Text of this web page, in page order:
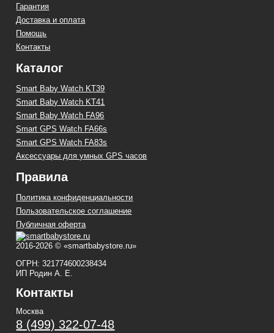
Гарантия
Доставка и оплата
Помощь
Контакты
Каталог
Smart Baby Watch KT39
Smart Baby Watch KT41
Smart Baby Watch FA96
Smart GPS Watch FA66s
Smart GPS Watch FA83s
Аксессуары для умных GPS часов
Правила
Политика конфиденциальности
Пользовательское соглашение
Публичная оферта
2016-2026 © «smartbabystore.ru»
ОГРН: 321774600238434
ИП Родин А. Е.
Контакты
Москва
8 (499) 322-07-48